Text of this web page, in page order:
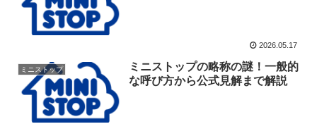
2026.05.17
ミニストップ
ミニストップの略称の謎！一般的
な呼び方から公式見解まで解説